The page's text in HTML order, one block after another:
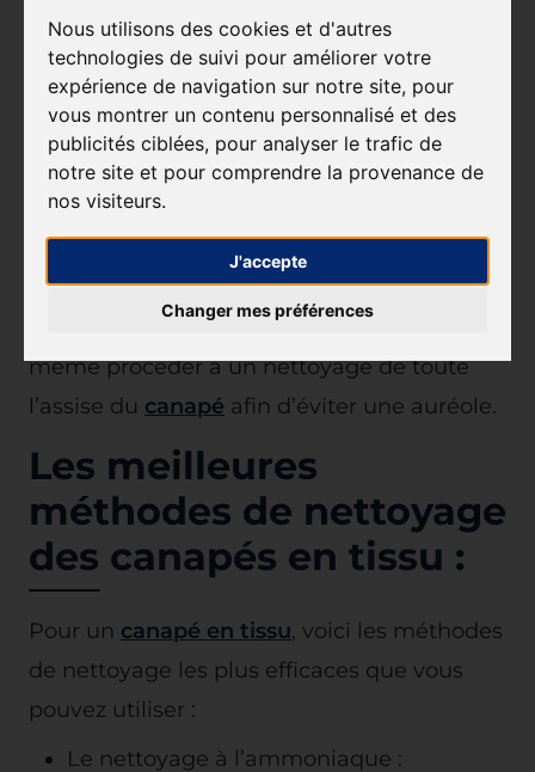
Nous utilisons des cookies et d'autres
technologies de suivi pour améliorer votre
expérience de navigation sur notre site, pour
vous montrer un contenu personnalisé et des
publicités ciblées, pour analyser le trafic de
notre site et pour comprendre la provenance de
nos visiteurs.
J'accepte
Changer mes préférences
à le tester sur une partie non-visible de
votrecanapéen utilisant un chiffon que
vous aurez préalablement imbibé de
produit. Cela vous évitera de mauvaises
surprises par la suite.
Enfin, sachez que même si vous avez une
seule tâche à nettoyer sur votrecanapé,
une fois celle-ci retirée, vous devrez tout de
même procéder à un nettoyage de toute
l’assise du canapé afin d’éviter une auréole.
Les meilleures
méthodes de nettoyage
des canapés en tissu :
Pour un canapé en tissu, voici les méthodes
de nettoyage les plus efficaces que vous
pouvez utiliser :
Le nettoyage à l’ammoniaque :